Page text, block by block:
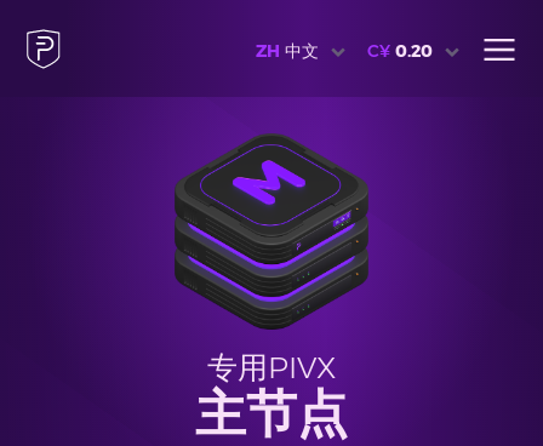
ZH 中文 C¥ 0.20
专用PIVX
主节点